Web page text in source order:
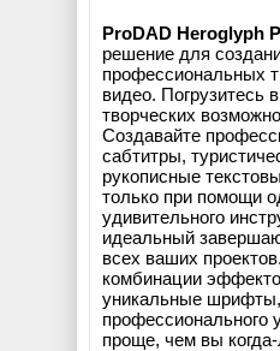
ProDAD Heroglyph
решение для
профессиональных
видео. Погрузитесь
творческих
Создавайте
сабтитры,
рукописные
только при помощи
удивительного
идеальный
всех ваших
комбинации
уникальные
профессионального
проще, чем вы